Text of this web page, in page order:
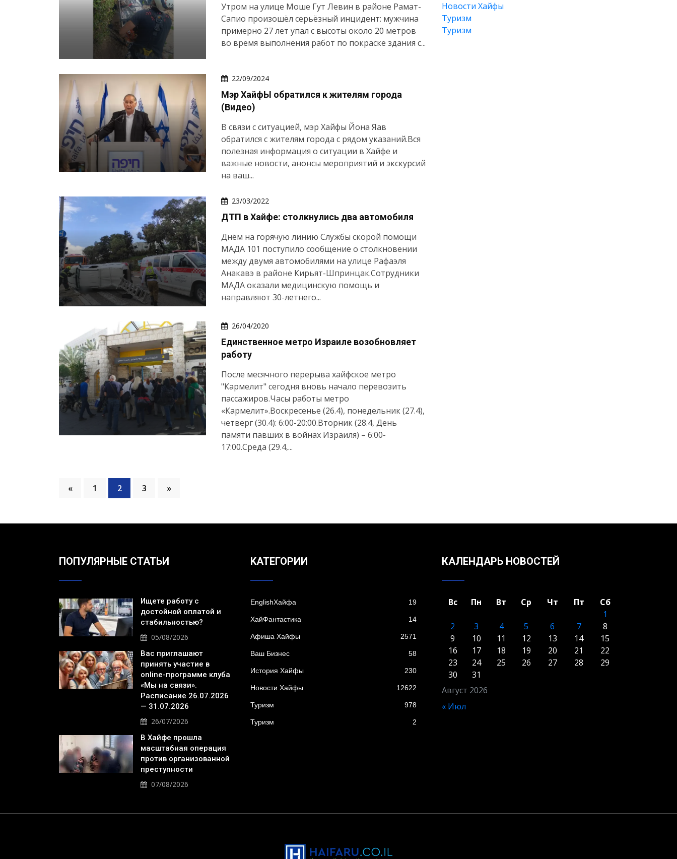
Утром на улице Моше Гут Левин в районе Рамат-
Сапио произошёл серьёзный инцидент: мужчина
примерно 27 лет упал с высоты около 20 метров
во время выполнения работ по покраске здания с...
22/09/2024
Мэр ХайфЫ обратился к жителям города
(Видео)
В связи с ситуацией, мэр Хайфы Йона Яав
обратился с жителям города с рядом указаний.Вся
полезная информация о ситуации в Хайфе и
важные новости, анонсы мероприятий и экскурсий
на ваш...
23/03/2022
ДТП в Хайфе: столкнулись два автомобиля
Днём на горячую линию Службы скорой помощи
МАДА 101 поступило сообщение о столкновении
между двумя автомобилями на улице Рафаэля
Анакавэ в районе Кирьят-Шпринцак.Сотрудники
МАДА оказали медицинскую помощь и
направляют 30-летнего...
26/04/2020
Единственное метро Израиле возобновляет
работу
После месячного перерыва хайфское метро
"Кармелит" сегодня вновь начало перевозить
пассажиров.Часы работы метро
«Кармелит».Воскресенье (26.4), понедельник (27.4),
четверг (30.4): 6:00-20:00.Вторник (28.4, День
памяти павших в войнах Израиля) – 6:00-
17:00.Среда (29.4,...
« 1 2 3 »
Новости Хайфы
Туризм
Туризм
ПОПУЛЯРНЫЕ СТАТЬИ
Ищете работу с
достойной оплатой и
стабильностью?
05/08/2026
Вас приглашают
принять участие в
online-программе клуба
«Мы на связи».
Расписание 26.07.2026
— 31.07.2026
26/07/2026
В Хайфе прошла
масштабная операция
против организованной
преступности
07/08/2026
KАТЕГОРИИ
EnglishХайфа 19
XайФантастика 14
Афиша Хайфы 2571
Ваш Бизнес 58
История Хайфы 230
Новости Хайфы 12622
Туризм 978
Туризм 2
КАЛЕНДАРЬ НОВОСТЕЙ
Август 2026
Вс Пн Вт Ср Чт Пт
Сб
1
2
3 4 5 6 7
8
9
10 11 12 13 14
15
16
17 18 19 20 21
22
23
24 25 26 27 28
29
30
31
« Июл